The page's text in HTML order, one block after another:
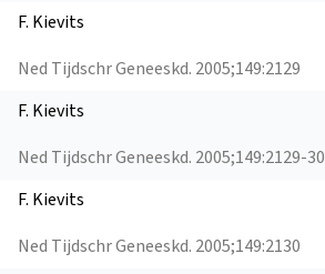
Ned Tijdschr Geneeskd. 2005;149:2129
F. Kievits
Ned Tijdschr Geneeskd. 2005;149:2129-30
F. Kievits
Ned Tijdschr Geneeskd. 2005;149:2130
F. Kievits